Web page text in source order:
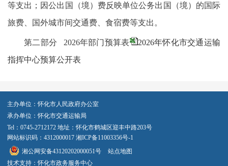
等支出；因公出国（境）费反映单位公务出国（境）的国际
旅费、国外城市间交通费、食宿费等支出。
第二部分 2026年部门预算表
2026年怀化市交通运输
指挥中心预算公开表
主办单位：怀化市人民政府办公室
承办单位：怀化市交通运输局
Tel：0745-2712172 地址：怀化市鹤城区迎丰中路203号
网站标识码：4312000017 湘ICP备11003356号-1
湘公网安备43120202000051号
站点地图
技术支持：怀化市政务服务中心